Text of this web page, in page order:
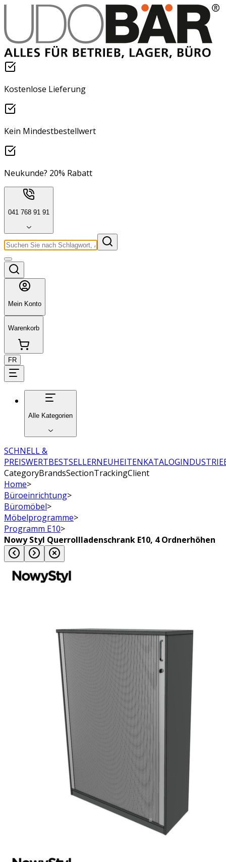
Kostenlose Lieferung
Kein Mindestbestellwert
Neukunde? 20% Rabatt
041 768 91 91
Mein Konto
Warenkorb
FR
Alle Kategorien
SCHNELL &
PREISWERTBESTSELLERNEUHEITENKATALOG
CategoryBrandsSectionTrackingClient
Home>
Büroeinrichtung>
Büromöbel>
Möbelprogramme>
Programm E10>
Nowy Styl Querrollladenschrank E10, 4 Ordnerhöhen